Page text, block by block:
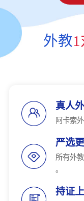
外教
真人
阿卡索
严选
所有外
。
持证